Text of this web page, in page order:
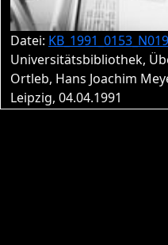
Datei:
Universitätsbibliothek,
Ortleb, Hans Joachim
Leipzig, 04.04.1991